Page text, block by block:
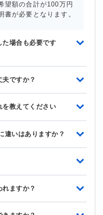
望額の合計が100万円
書が必要となります。
た場合も必要です
ですか？
を教えてください
違いはありますか？
ますか？